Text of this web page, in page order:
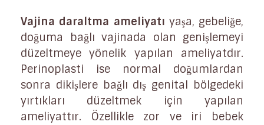
Vajina daraltma ameliyatı yaşa, gebeliğe,
doğuma bağlı vajinada olan genişlemeyi
düzeltmeye yönelik yapılan ameliyatdır.
Perinoplasti ise normal doğumlardan
sonra dikişlere bağlı dış genital bölgedeki
yırtıkları düzeltmek için yapılan
ameliyattır. Özellikle zor ve iri bebek